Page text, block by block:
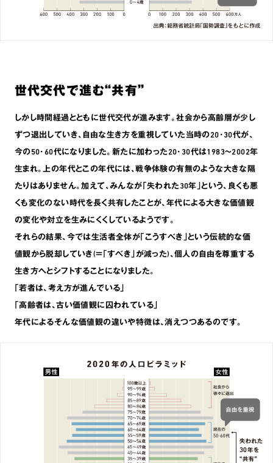
世代交代で進む“共有”
しかし時間経過とともに世代交代が進みます。社会から高齢層が少し
ずつ退出していき､自由な生き方を重視していた当時の20･30代が､
今の50･60代になりました。新たに加わった20･30代は1983〜2002年
生まれ。上の年代とこの年代には､戦争体験の有無のような大きな隔
たりはありません。加えて､みんなが｢失われた30年｣という､良くも悪
くも変化のない時代を長く共有したことが､年代による大きな価値観
の変化や対立を生みにくくしているようです。
それらの結果､今では生活者全体が｢こうすべき｣という伝統的な価
値観から脱却していき(＝｢すべき｣が減った)､個人の自由を尊重する
生き方へとシフトすることになりました。
｢若者は､考え方が進んでいる｣
｢高齢者は､古い価値観に囚われている｣
年代によるそんな価値観の違いや特徴は､消えつつあるのです。